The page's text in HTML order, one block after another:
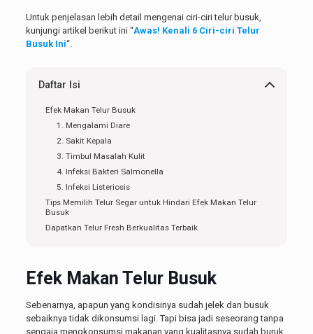
Untuk penjelasan lebih detail mengenai ciri-ciri telur busuk,
kunjungi artikel berikut ini “Awas! Kenali 6 Ciri-ciri Telur
Busuk Ini“.
Daftar Isi
Efek Makan Telur Busuk
1. Mengalami Diare
2. Sakit Kepala
3. Timbul Masalah Kulit
4. Infeksi Bakteri Salmonella
5. Infeksi Listeriosis
Tips Memilih Telur Segar untuk Hindari Efek Makan Telur
Busuk
Dapatkan Telur Fresh Berkualitas Terbaik
Efek Makan Telur Busuk
Sebenarnya, apapun yang kondisinya sudah jelek dan busuk
sebaiknya tidak dikonsumsi lagi. Tapi bisa jadi seseorang tanpa
sengaja mengkonsumsi makanan yang kualitasnya sudah buruk,